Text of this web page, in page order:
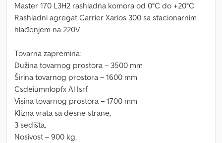
Master 170 L3H2 rashladna komora od 0°C do +20°C
Rashladni agregat Carrier Xarios 300 sa stacionarnim
hlađenjem na 220V,
Tovarna zapremina:
Dužina tovarnog prostora – 3500 mm
Širina tovarnog prostora – 1600 mm
Csdeiumnlopfx Al Isrf
Visina tovarnog prostora – 1700 mm
Klizna vrata sa desne strane,
3 sedišta,
Nosivost – 900 kg,